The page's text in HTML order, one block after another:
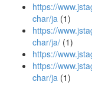
https://
char/ja (1)
https://
char/ja/ (1)
https://
https://
char/ja (1)